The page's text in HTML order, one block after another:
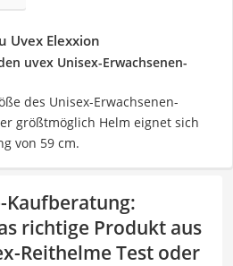
Uvex Elexxion
uvex Unisex-Erwachsenen-
des Unisex-Erwachsenen-
größtmöglich Helm eignet sich
von 59 cm.
Kaufberatung:
richtige Produkt aus
Reithelme Test oder